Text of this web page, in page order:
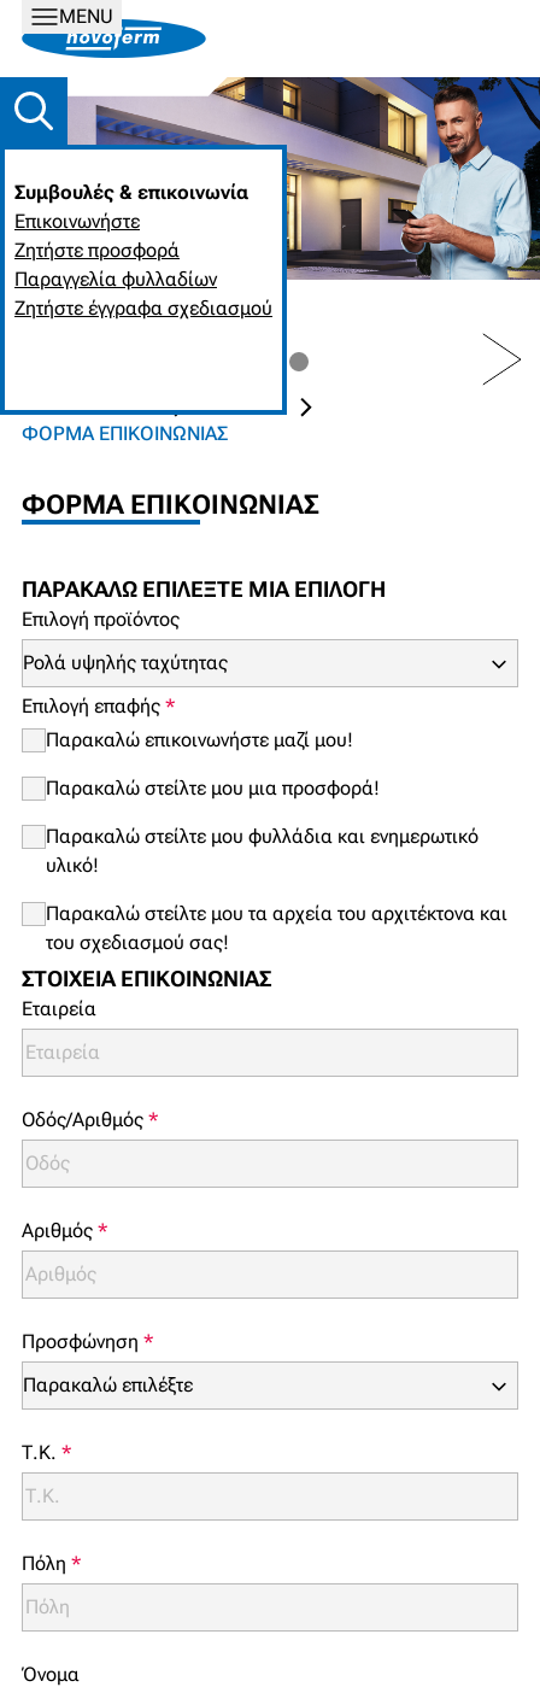
MENU
Συμβουλές & επικοινωνία
Επικοινωνήστε
Ζητήστε προσφορά
Παραγγελία φυλλαδίων
Ζητήστε έγγραφα σχεδιασμού
NEXT
ΑΡΧΙΚΉ ΣΕΛΊΔΑ
Η ΕΤΑΙΡΕΊΑ
ΦΌΡΜΑ ΕΠΙΚΟΙΝΩΝΊΑΣ
ΦΌΡΜΑ ΕΠΙΚΟΙΝΩΝΊΑΣ
ΠΑΡΑΚΑΛΏ ΕΠΙΛΈΞΤΕ ΜΙΑ ΕΠΙΛΟΓΉ
Επιλογή προϊόντος
Επιλογή επαφής *
Παρακαλώ επικοινωνήστε μαζί μου!
Παρακαλώ στείλτε μου μια προσφορά!
Παρακαλώ στείλτε μου φυλλάδια και ενημερωτικό
υλικό!
Παρακαλώ στείλτε μου τα αρχεία του αρχιτέκτονα και
του σχεδιασμού σας!
ΣΤΟΙΧΕΊΑ ΕΠΙΚΟΙΝΩΝΊΑΣ
Εταιρεία
Οδός/Αριθμός *
Αριθμός *
Προσφώνηση *
Τ.Κ. *
Πόλη *
Όνομα